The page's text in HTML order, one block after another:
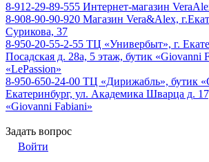
8-912-29-89-555 Интернет-магазин
8-908-90-90-920 Магазин Vera&Alex,
Сурикова, 37
8-950-20-55-2-55 ТЦ «Универбыт», г.
Посадская д. 28а, 5 этаж, бутик «Giovanni
«LePassion»
8-950-650-24-00 ТЦ «Дирижабль», бутик
Екатеринбург, ул. Академика Шварца д.
«Giovanni Fabiani»
Задать вопрос
Войти